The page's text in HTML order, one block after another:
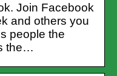
Join Facebook
and others you
people the
the…